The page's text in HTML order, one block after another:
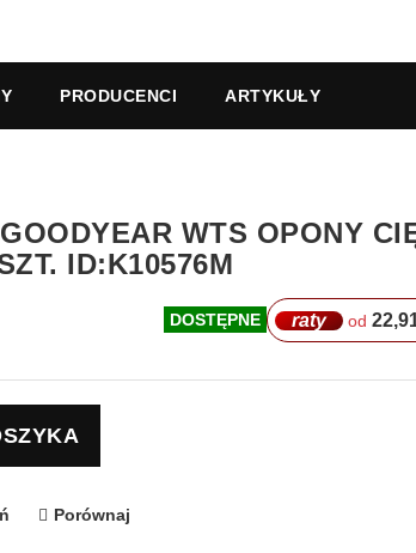
PRODUCENCI ARTYKUŁY
WTS OPONY
ID:K10576M
DOSTĘPNE raty od
Porównaj